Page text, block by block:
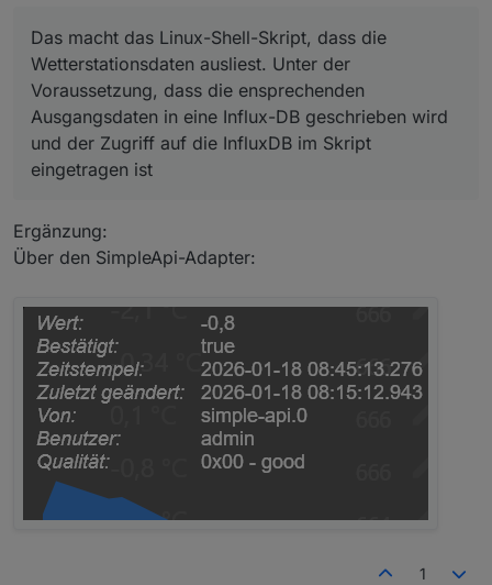
den Datenpunkten bzw. deren Historisierung
rumgespielt habe. Ich kriegs nicht mehr
zusammen.😢
Voraussetzung, dass die ensprechenden
Ausgangsdaten in eine Influx-DB geschrieben wird
und der Zugriff auf die InfluxDB im Skript eingetragen
ist
Das macht das Linux-Shell-Skript, dass die
Wetterstationsdaten ausliest. Unter der
Voraussetzung, dass die ensprechenden
Ausgangsdaten in eine Influx-DB geschrieben wird
und der Zugriff auf die InfluxDB im Skript
eingetragen ist
Ergänzung:
Über den SimpleApi-Adapter:
1